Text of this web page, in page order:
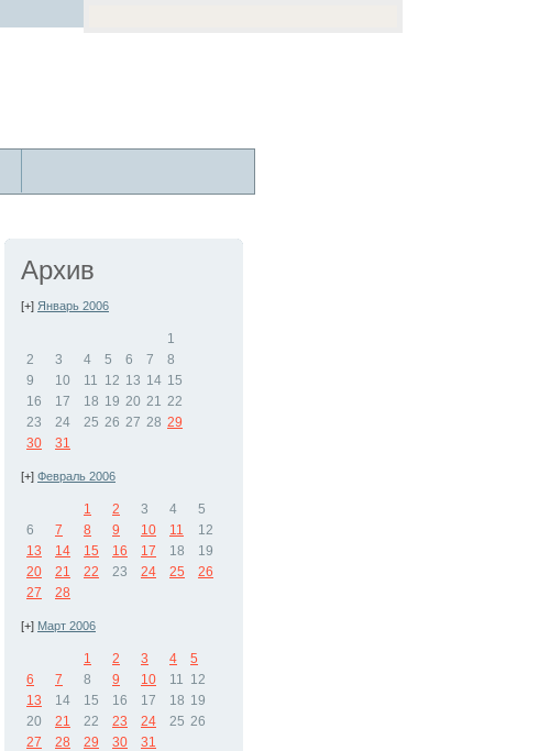
Архив
[+] Январь 2006
1
2
3 4 5 6 7
8
9
10 11 12 13 14 15
16
17 18 19 20 21 22
23
24 25 26 27 28 29
30
31
[+] Февраль 2006
1 2 3 4
5
6
7 8 9 10 11
12
13
14 15 16 17 18
19
20
21 22 23 24 25
26
27
28
[+] Март 2006
1 2 3 4
5
6
7 8 9 10 11 12
13
14 15 16 17 18 19
20
21 22 23 24 25 26
27
28 29 30 31